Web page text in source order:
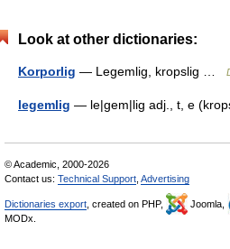
Look at other dictionaries:
Korporlig — Legemlig, kropslig …
legemlig — le|gem|lig adj., t, e
© Academic, 2000-2026
Contact us: Technical Support Advertising
Dictionaries export , created on PHP, Joomla,
MODx.